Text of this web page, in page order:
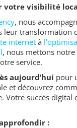
votre visibilité
, nous
leur transformation
internet à
, nous mettons
service.
aujourd’hui pour
et découvrez
Votre succès digital
: